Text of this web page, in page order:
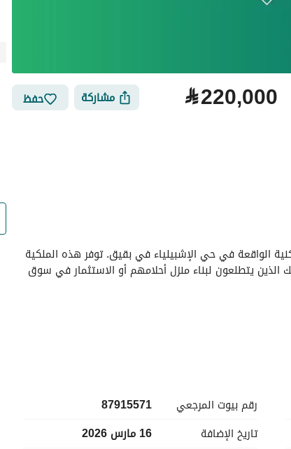
⃁220,000 مشاركة حفظ
رقم بيوت المرجعي
87915571
تاريخ الإضافة
16 مارس 2026